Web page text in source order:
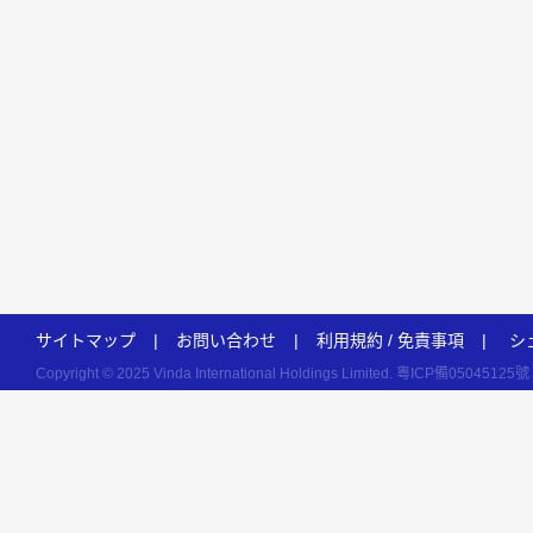
サイトマップ | お問い合わせ | 利用規約 / 免責事項 | シ
Copyright © 2025 Vinda International Holdings Limited. 粵ICP備05045125號